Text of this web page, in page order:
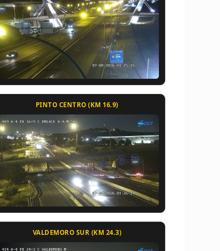
PINTO CENTRO (KM 16.9)
VALDEMORO SUR (KM 24.3)